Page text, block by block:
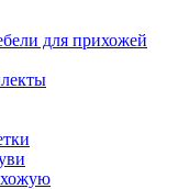
для прихожей